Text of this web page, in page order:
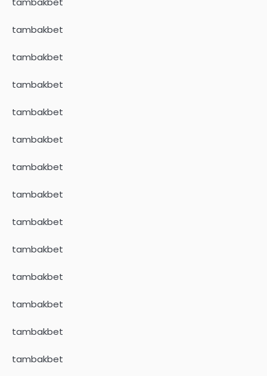
tambakbet
tambakbet
tambakbet
tambakbet
tambakbet
tambakbet
tambakbet
tambakbet
tambakbet
tambakbet
tambakbet
tambakbet
tambakbet